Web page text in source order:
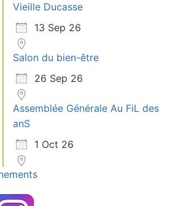
Vieille Ducasse
13 Sep 26
Salon du bien-être
26 Sep 26
Assemblée Générale Au FiL des
anS
1 Oct 26